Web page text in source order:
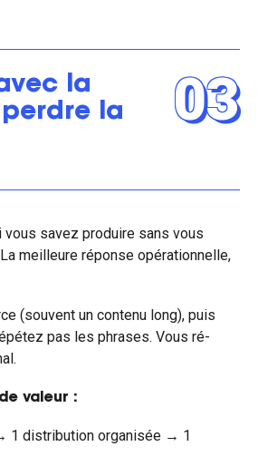
la
la
03
savez produire sans vous
meilleure réponse opérationnelle,
(souvent un contenu long), puis
pas les phrases. Vous ré-
valeur :
1 distribution organisée → 1